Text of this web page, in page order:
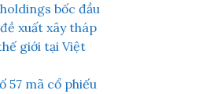
bốc đầu
xuất xây tháp
giới tại Việt
57 mã cổ phiếu